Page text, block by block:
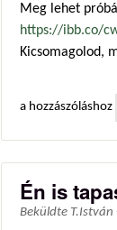
Meg lehet
https://ibb.co/
Kicsomagolod,
a hozzászóláshoz
Én is
Beküldte T.István